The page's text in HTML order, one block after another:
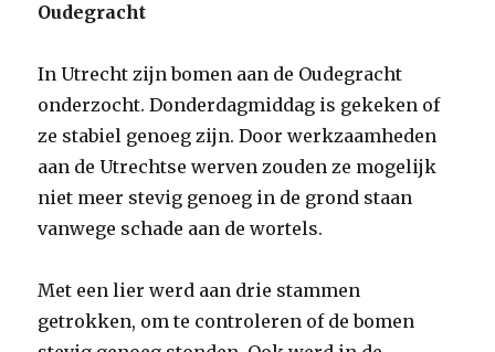
Oudegracht
In Utrecht zijn bomen aan de Oudegracht
onderzocht. Donderdagmiddag is gekeken of
ze stabiel genoeg zijn. Door werkzaamheden
aan de Utrechtse werven zouden ze mogelijk
niet meer stevig genoeg in de grond staan
vanwege schade aan de wortels.
Met een lier werd aan drie stammen
getrokken, om te controleren of de bomen